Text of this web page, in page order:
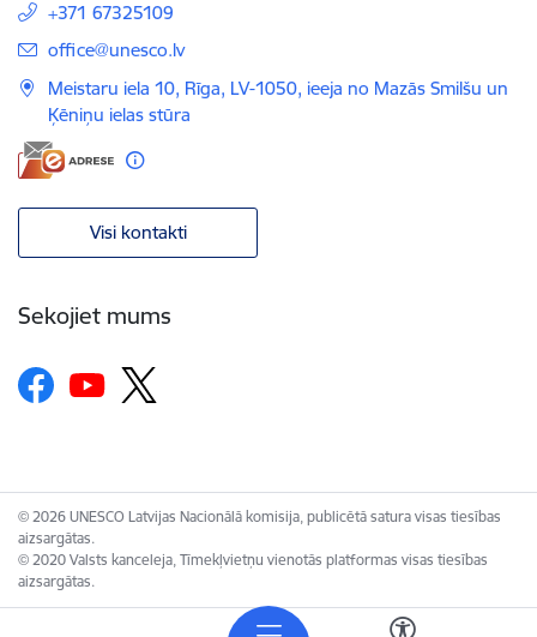
+371 67325109
E-pasts:
office@unesco.lv
Meistaru iela 10, Rīga, LV-1050, ieeja no Mazās Smilšu un
Ķēniņu ielas stūra
Visi kontakti
Sekojiet mums
© 2026 UNESCO Latvijas Nacionālā komisija, publicētā satura visas tiesības
aizsargātas.
© 2020 Valsts kanceleja, Tīmekļvietņu vienotās platformas visas tiesības
aizsargātas.